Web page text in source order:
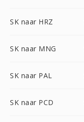
SK naar HRZ
SK naar MNG
SK naar PAL
SK naar PCD